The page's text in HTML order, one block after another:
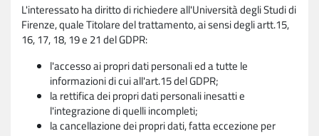
L'interessato ha diritto di richiedere all'Università degli Studi di
Firenze, quale Titolare del trattamento, ai sensi degli artt.15,
16, 17, 18, 19 e 21 del GDPR:
l'accesso ai propri dati personali ed a tutte le
informazioni di cui all'art.15 del GDPR;
la rettifica dei propri dati personali inesatti e
l'integrazione di quelli incompleti;
la cancellazione dei propri dati, fatta eccezione per